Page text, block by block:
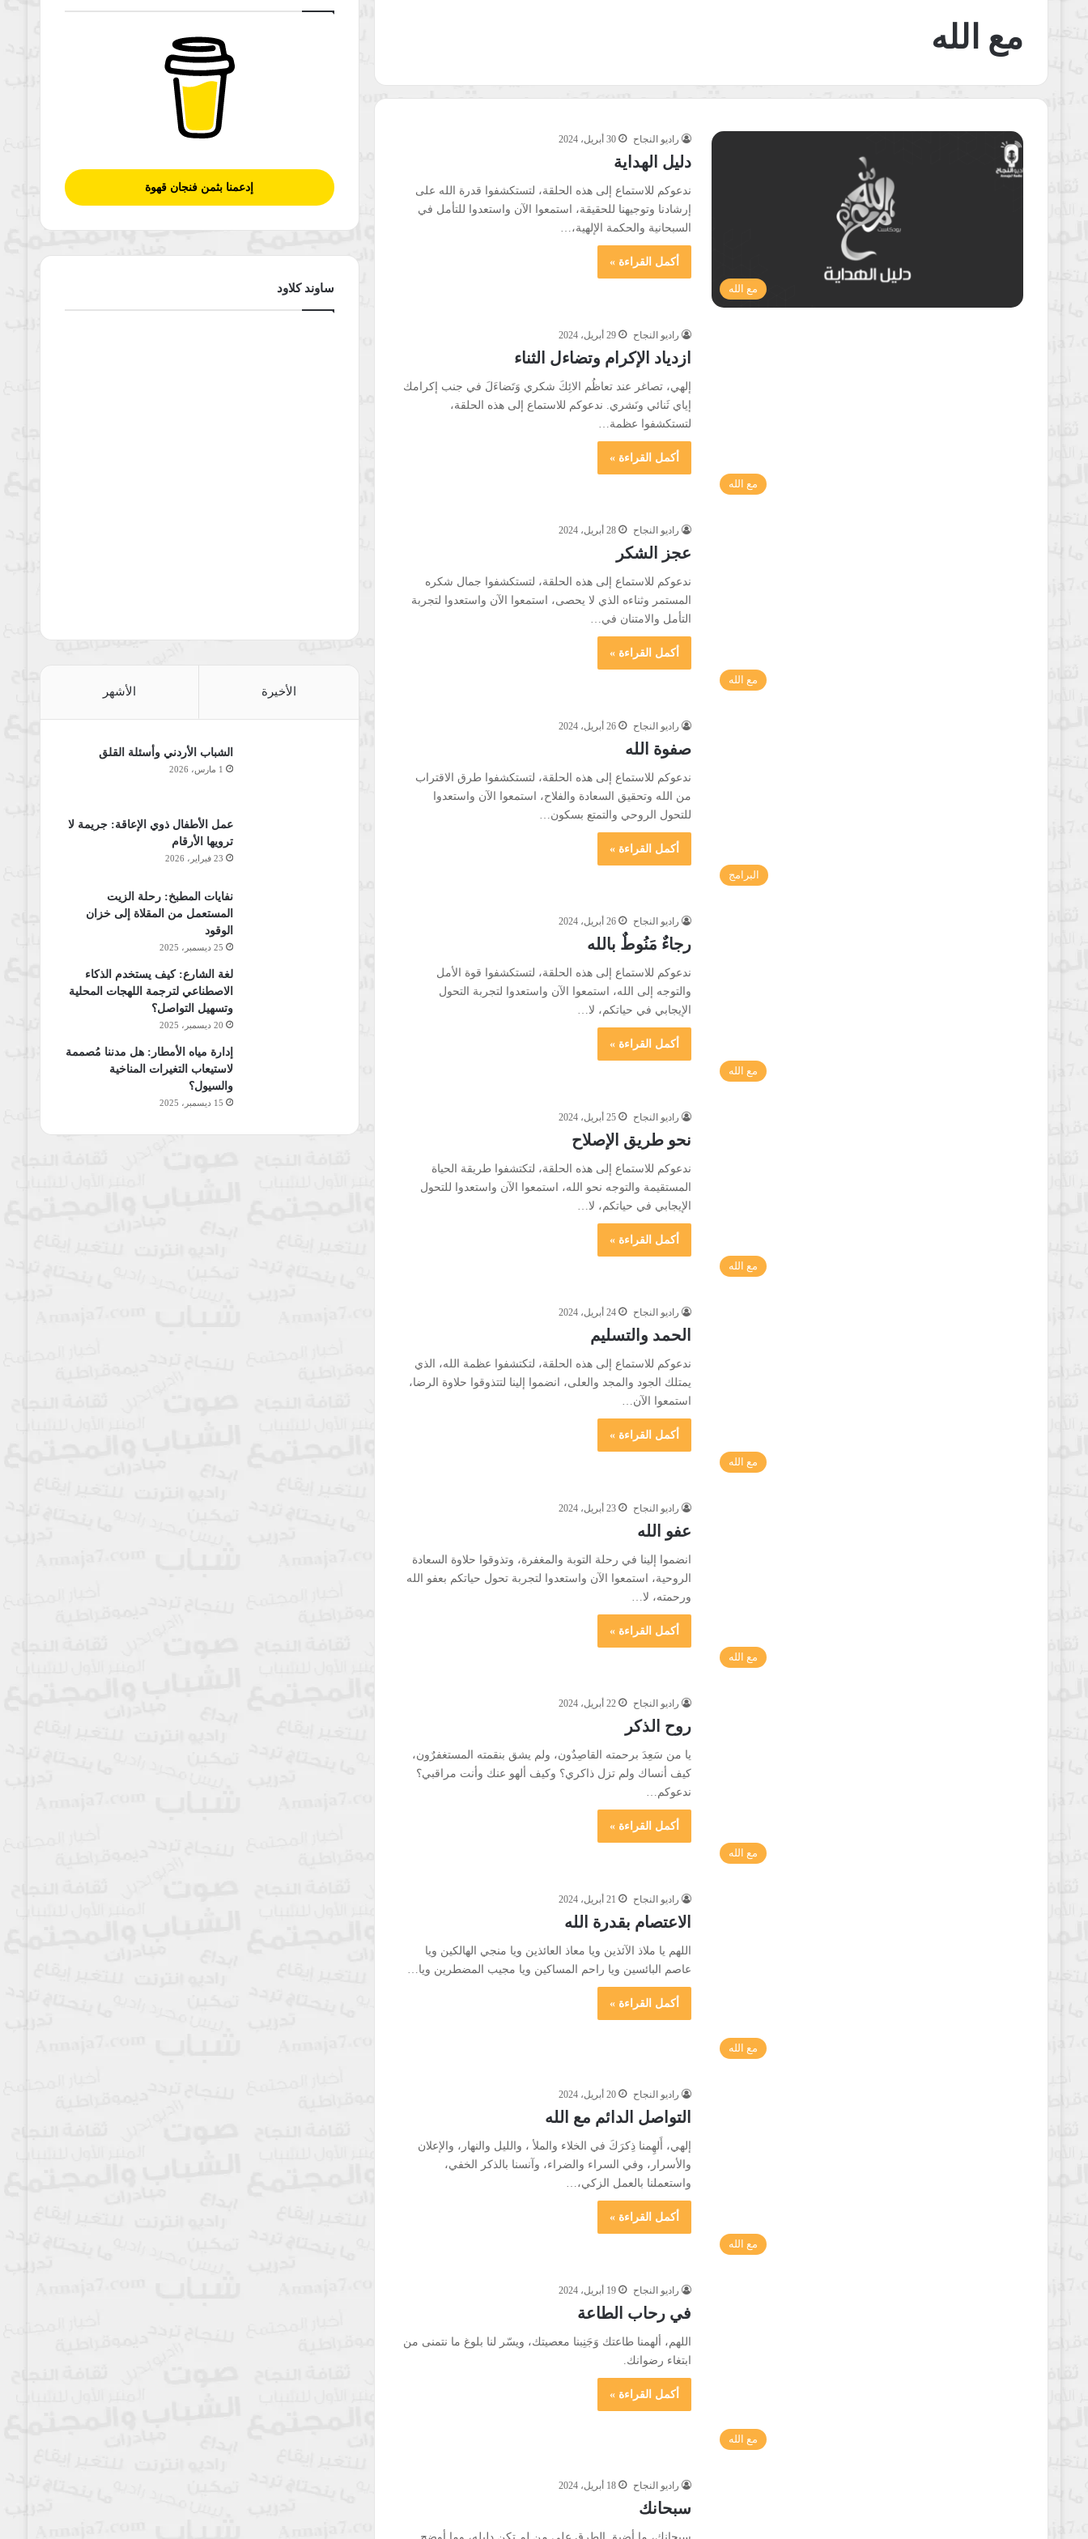
مع الله
مع الله
راديو النجاح 30 أبريل، 2024
دليل الهداية
ندعوكم للاستماع إلى هذه الحلقة، لتستكشفوا قدرة الله على
إرشادنا وتوجيهنا للحقيقة، استمعوا الآن واستعدوا للتأمل في
السبحانية والحكمة الإلهية،…
أكمل القراءة »
مع الله
راديو النجاح 29 أبريل، 2024
ازدياد الإكرام وتضاءل الثناء
إلهي، تصاغر عند تعاظُم الائِكَ شكري وَتَضاءَلَ في جنب إكرامك
إياي ثَنائي ونَشري. ندعوكم للاستماع إلى هذه الحلقة،
لتستكشفوا عظمة…
أكمل القراءة »
مع الله
راديو النجاح 28 أبريل، 2024
عجز الشكر
ندعوكم للاستماع إلى هذه الحلقة، لتستكشفوا جمال شكره
المستمر وثناءه الذي لا يحصى، استمعوا الآن واستعدوا لتجربة
التأمل والامتنان في…
أكمل القراءة »
البرامج
راديو النجاح 26 أبريل، 2024
صفوة الله
ندعوكم للاستماع إلى هذه الحلقة، لتستكشفوا طرق الاقتراب
من الله وتحقيق السعادة والفلاح، استمعوا الآن واستعدوا
للتحول الروحي والتمتع بسكون…
أكمل القراءة »
مع الله
راديو النجاح 26 أبريل، 2024
رجاءٌ مَنُوطٌ بالله
ندعوكم للاستماع إلى هذه الحلقة، لتستكشفوا قوة الأمل
والتوجه إلى الله، استمعوا الآن واستعدوا لتجربة التحول
الإيجابي في حياتكم، لا…
أكمل القراءة »
مع الله
راديو النجاح 25 أبريل، 2024
نحو طريق الإصلاح
ندعوكم للاستماع إلى هذه الحلقة، لتكتشفوا طريقة الحياة
المستقيمة والتوجه نحو الله، استمعوا الآن واستعدوا للتحول
الإيجابي في حياتكم، لا…
أكمل القراءة »
مع الله
راديو النجاح 24 أبريل، 2024
الحمد والتسليم
ندعوكم للاستماع إلى هذه الحلقة، لتكتشفوا عظمة الله، الذي
يمتلك الجود والمجد والعلى، انضموا إلينا لتتذوقوا حلاوة الرضا،
استمعوا الآن…
أكمل القراءة »
مع الله
راديو النجاح 23 أبريل، 2024
عفو الله
انضموا إلينا في رحلة التوبة والمغفرة، وتذوقوا حلاوة السعادة
الروحية، استمعوا الآن واستعدوا لتجربة تحول حياتكم بعفو الله
ورحمته، لا…
أكمل القراءة »
مع الله
راديو النجاح 22 أبريل، 2024
روح الذكر
يا من سَعِدَ برحمته القاصِدٌون، ولم يشق بنقمته المستغفرٌون،
كيف أنساك ولم تزل ذاكري؟ وكيف ألهو عنك وأنت مراقبي؟
ندعوكم…
أكمل القراءة »
مع الله
راديو النجاح 21 أبريل، 2024
الاعتصام بقدرة الله
اللهم يا ملاذ الآئذين ويا معاذ العائذين ويا منجي الهالكين ويا
عاصم البائسين ويا راحم المساكين ويا مجيب المضطرين ويا…
أكمل القراءة »
مع الله
راديو النجاح 20 أبريل، 2024
التواصل الدائم مع الله
إلهي، أَلهِمنا ذِكرَكَ في الخلاء والملأ ، والليل والنهار، والإعلان
والأسرار، وفي السراء والضراء، وآنسنا بالذكر الخفي،
واستعملنا بالعمل الزكي،…
أكمل القراءة »
مع الله
راديو النجاح 19 أبريل، 2024
في رحاب الطاعة
اللهم، ألهمنا طاعتك وَجَنِبنا معصيتك، ويسّر لنا بلوغ ما نتمنى من
ابتغاء رضوانك.
أكمل القراءة »
راديو النجاح 18 أبريل، 2024
سبحانك
إدعمنا بثمن فنجان قهوة
ساوند كلاود
الأخيرة الأشهر
الشباب الأردني وأسئلة القلق
1 مارس، 2026
عمل الأطفال ذوي الإعاقة: جريمة لا
ترويها الأرقام
23 فبراير، 2026
نفايات المطبخ: رحلة الزيت
المستعمل من المقلاة إلى خزان
الوقود
25 ديسمبر، 2025
لغة الشارع: كيف يستخدم الذكاء
الاصطناعي لترجمة اللهجات المحلية
وتسهيل التواصل؟
20 ديسمبر، 2025
إدارة مياه الأمطار: هل مدننا مُصممة
لاستيعاب التغيرات المناخية
والسيول؟
15 ديسمبر، 2025